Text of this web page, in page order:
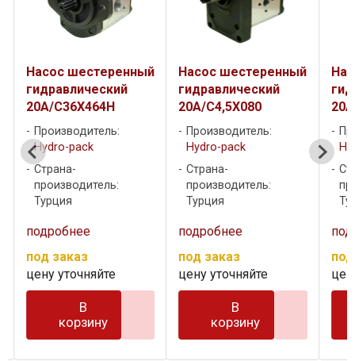
Насос шестеренный
гидравлический
20A/C36X464H
Производитель:
Hydro-pack
Страна-
производитель:
Турция
подробнее
под заказ
цену уточняйте
В
корзину
Насос шестеренный
гидравлический
20A/C4,5X080
Производитель:
Hydro-pack
Страна-
производитель:
Турция
подробнее
под заказ
цену уточняйте
В
корзину